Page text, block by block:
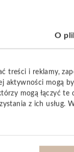
O
treści i reklamy,
aktywności mogą
mogą łączyć te
z ich usług.